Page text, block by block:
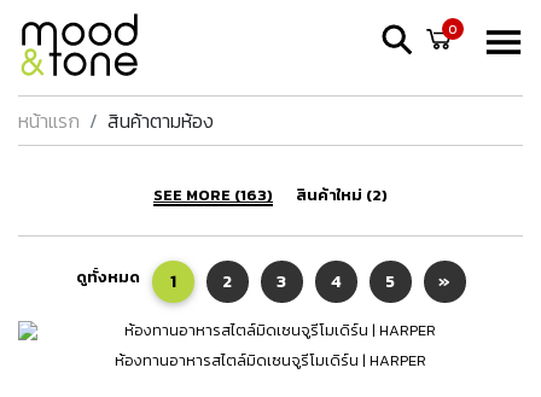
0
หน้าแรก สินค้าตามห้อง
SEE MORE (163) สินค้าใหม่ (2)
ดูทั้งหมด 1 2 3 4 5 »
ห้องทานอาหารสไตล์มิดเซนจูรีโมเดิร์น | HARPER